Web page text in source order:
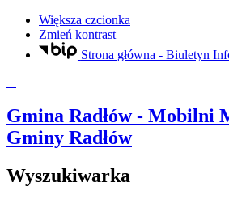
Większa czcionka
Zmień kontrast
Strona główna - Biuletyn
Gmina Radłów- Mobilni
Gminy Radłów
Wyszukiwarka